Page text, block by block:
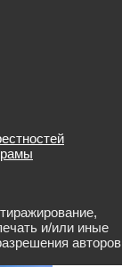
и/или иные
авторов